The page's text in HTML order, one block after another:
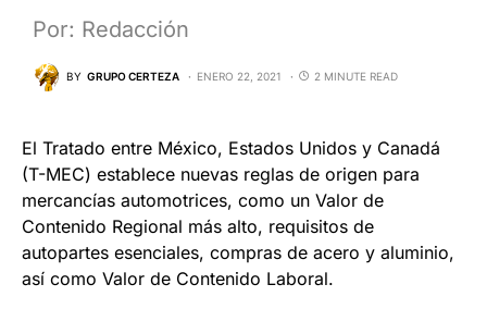
Por: Redacción
BY GRUPO CERTEZA ENERO 22, 2021 2 MINUTE READ
El Tratado entre México, Estados Unidos y Canadá
(T-MEC) establece nuevas reglas de origen para
mercancías automotrices, como un Valor de
Contenido Regional más alto, requisitos de
autopartes esenciales, compras de acero y aluminio,
así como Valor de Contenido Laboral.